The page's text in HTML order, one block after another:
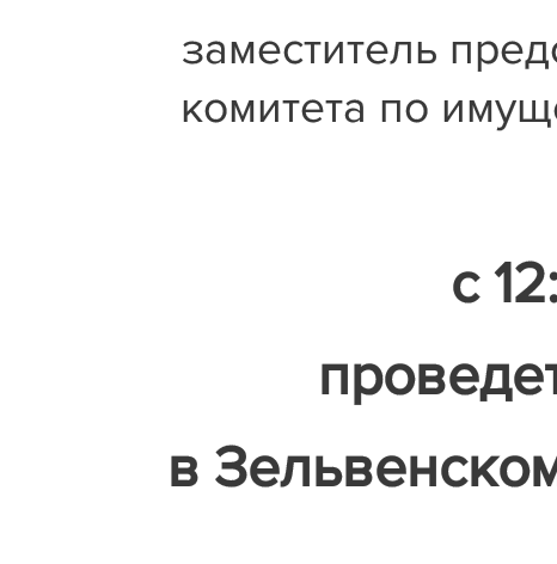
заместитель
комитета по
с
в